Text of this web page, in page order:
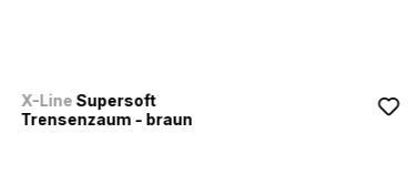
X-LineSupersoft
Trensenzaum - braun